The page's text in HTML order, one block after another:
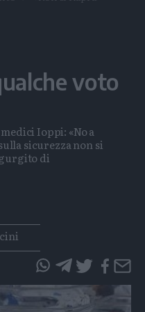
voto
Ioppi: «No a
sicurezza non si
di
questo
articolo
questo
articolo